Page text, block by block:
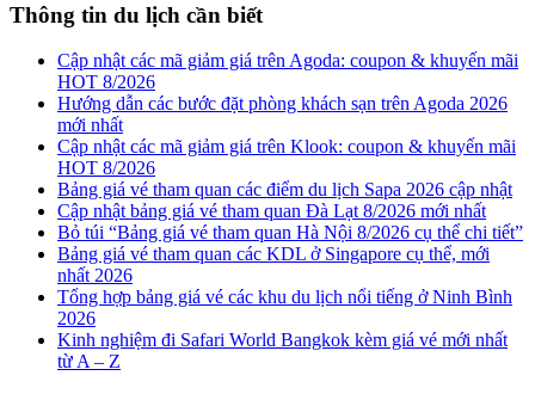
Thông tin du lịch cần biết
Cập nhật các mã giảm giá trên Agoda: coupon & khuyến mãi
HOT 8/2026
Hướng dẫn các bước đặt phòng khách sạn trên Agoda 2026
mới nhất
Cập nhật các mã giảm giá trên Klook: coupon & khuyến mãi
HOT 8/2026
Bảng giá vé tham quan các điểm du lịch Sapa 2026 cập nhật
Cập nhật bảng giá vé tham quan Đà Lạt 8/2026 mới nhất
Bỏ túi “Bảng giá vé tham quan Hà Nội 8/2026 cụ thể chi tiết”
Bảng giá vé tham quan các KDL ở Singapore cụ thể, mới
nhất 2026
Tổng hợp bảng giá vé các khu du lịch nổi tiếng ở Ninh Bình
2026
Kinh nghiệm đi Safari World Bangkok kèm giá vé mới nhất
từ A – Z